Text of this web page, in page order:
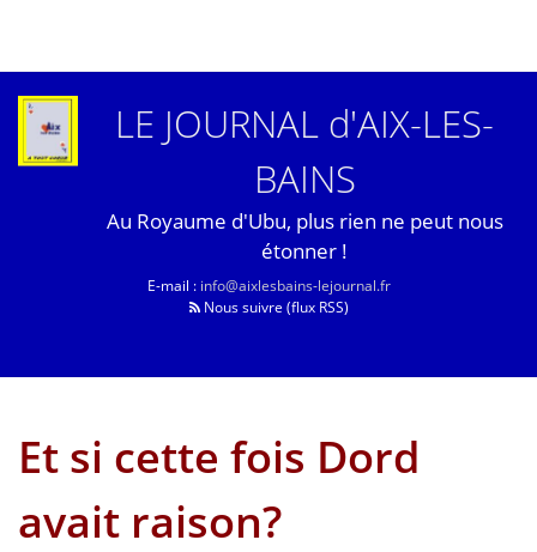
LE JOURNAL d'AIX-LES-
BAINS
Au Royaume d'Ubu, plus rien ne peut nous
étonner !
E-mail : info@aixlesbains-lejournal.fr
Nous suivre (flux RSS)
Et si cette fois Dord
avait raison?